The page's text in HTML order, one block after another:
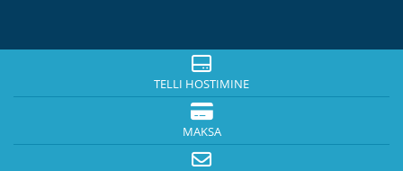
TELLI HOSTIMINE
MAKSA